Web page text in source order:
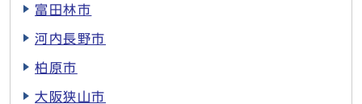
富田林市
河内長野市
柏原市
大阪狭山市